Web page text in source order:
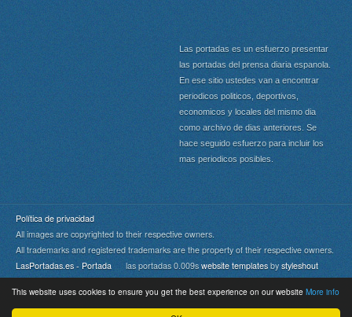
This website uses cookies to ensure you get the best experience on our website More info
Las portadas es un esfuerzo presentar
las portadas del prensa diaria espanola.
En ese sitio ustedes van a encontrar
periodicos politicos, deportivos,
economicos y locales del mismo dia
como archivo de dias anteriores. Se
hace seguido esfuerzo para incluir los
mas periodicos posibles.
Política de privacidad
All images are copyrighted to their respective owners.
All trademarks and registered trademarks are the property of their respective owners.
LasPortadas.es - Portada las portadas 0.009s website templates bystyleshout